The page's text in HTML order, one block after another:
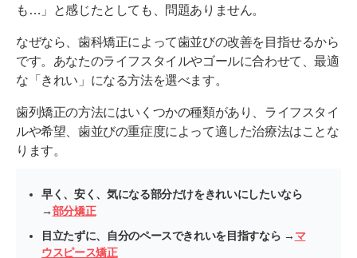
も…」と感じたとしても、問題ありません。
なぜなら、歯科矯正によって歯並びの改善を目指せるから
です。あなたのライフスタイルやゴールに合わせて、最適
な「きれい」になる方法を選べます。
歯列矯正の方法にはいくつかの種類があり、ライフスタイ
ルや希望、歯並びの重症度によって適した治療法はことな
ります。
早く、安く、気になる部分だけをきれいにしたいなら
→部分矯正
目立たずに、自分のペースできれいを目指すなら → マ
ウスピース矯正